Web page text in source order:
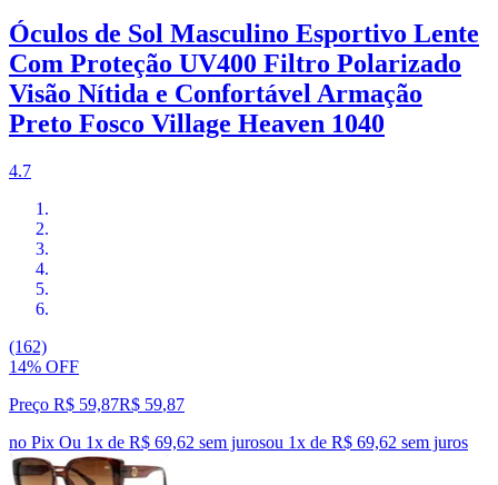
Óculos de Sol Masculino Esportivo Lente
Com Proteção UV400 Filtro Polarizado
Visão Nítida e Confortável Armação
Preto Fosco Village Heaven 1040
4.7
(162)
14% OFF
Preço R$ 59,87R$ 59,87
no Pix Ou 1x de R$ 69,62 sem jurosou 1x de R$ 69,62 sem juros